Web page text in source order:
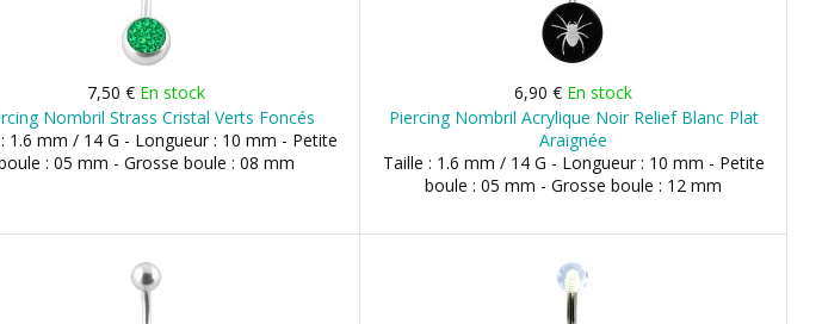
7,50 € En stock
Nombril Strass Cristal Verts Foncés
1.6 mm / 14 G - Longueur : 10 mm - Petite
: 05 mm - Grosse boule : 08 mm
6,90 € En stock
Piercing Nombril Acrylique Noir Relief Blanc Plat
Araignée
Taille : 1.6 mm / 14 G - Longueur : 10 mm - Petite
boule : 05 mm - Grosse boule : 12 mm